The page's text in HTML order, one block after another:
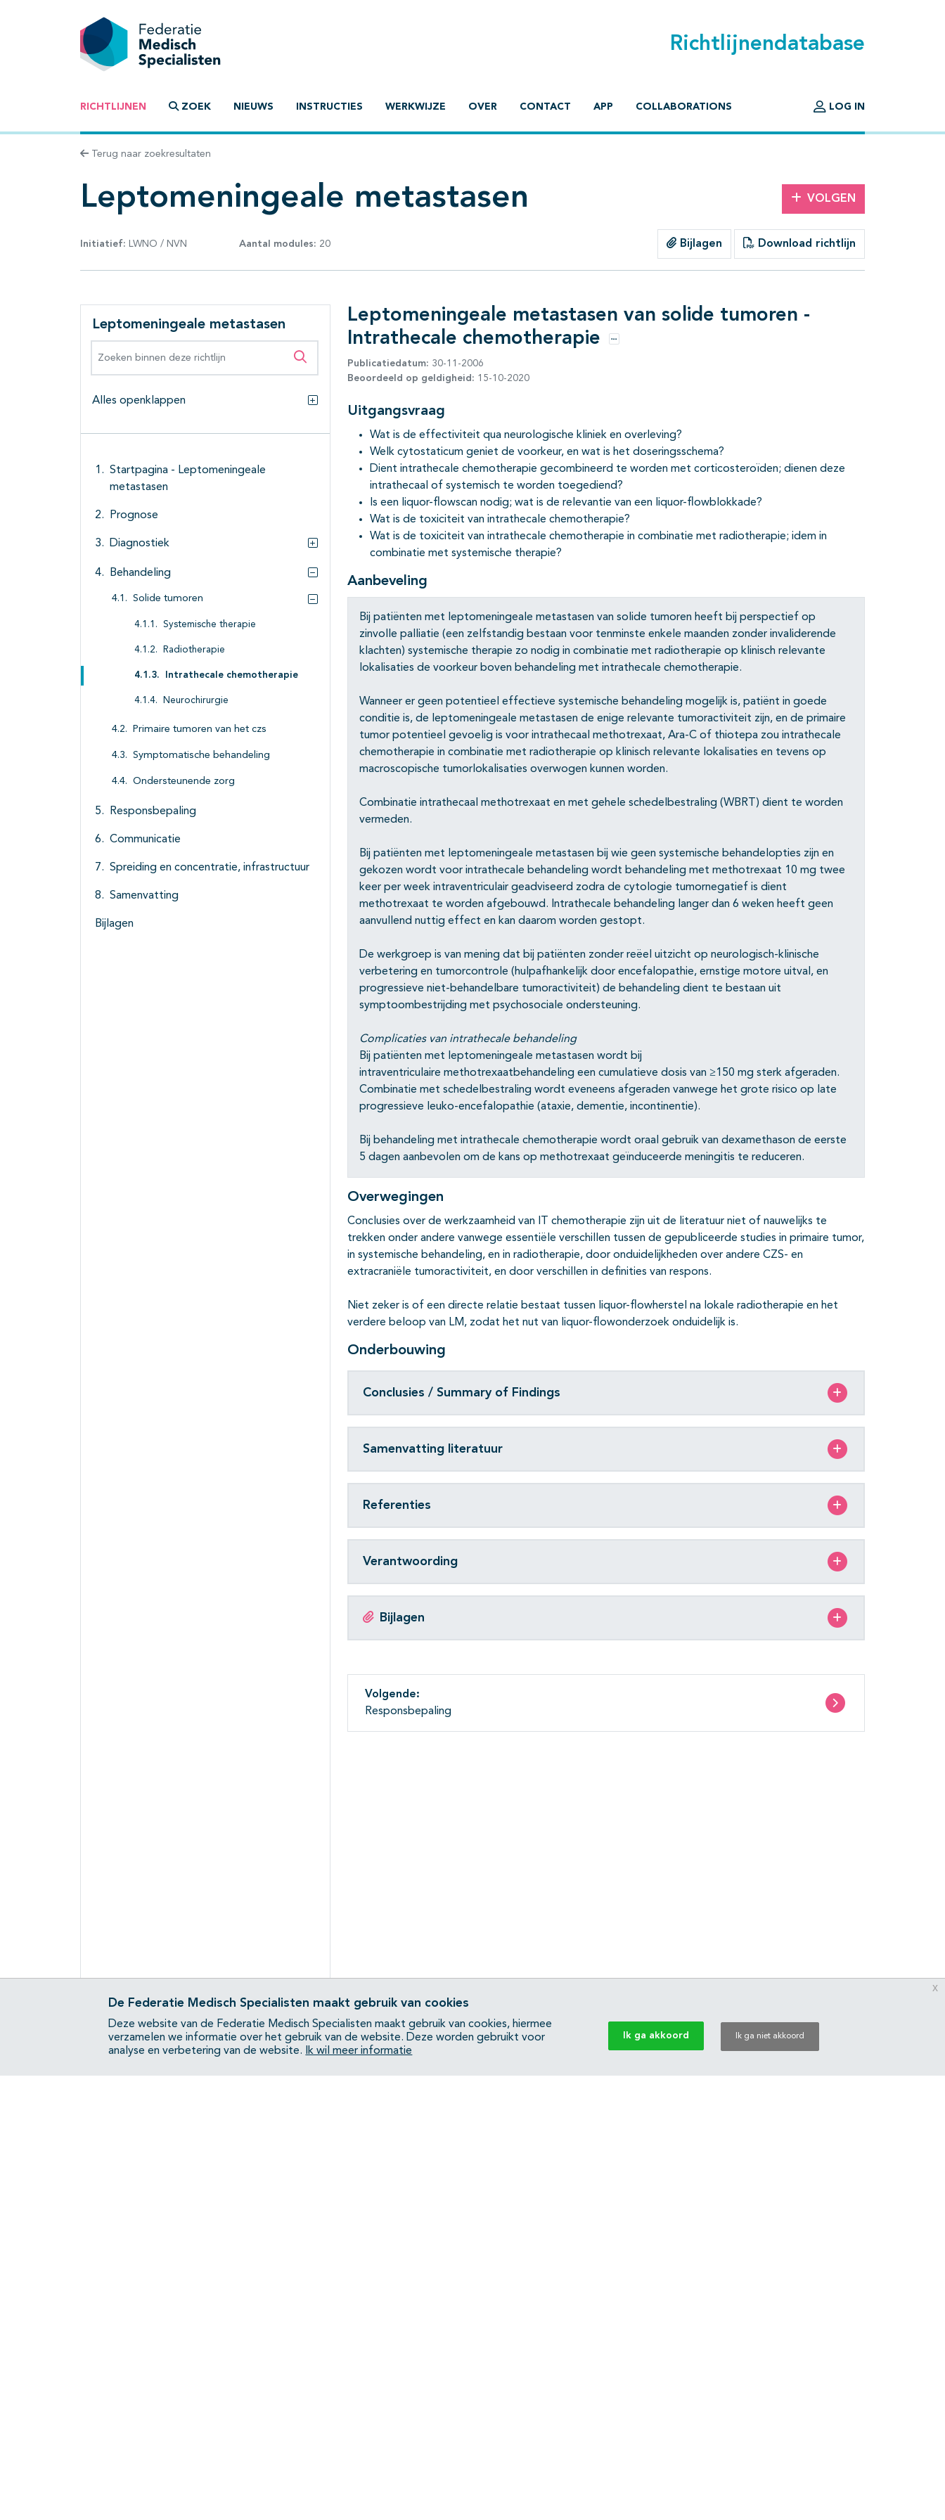
Richtlijnendatabase
RICHTLIJNEN ZOEK NIEUWS INSTRUCTIES WERKWIJZE OVER CONTACT APP COLLABORATIONS LOG IN
Terug naar zoekresultaten
Leptomeningeale metastasen VOLGEN
Initiatief: LWNO / NVN Aantal modules: 20 Bijlagen Download richtlijn
Leptomeningeale metastasen
Zoeken binnen deze richtlijn
Alles openklappen
Alles openklappen
Startpagina - Leptomeningeale
metastasen
Prognose
Diagnostiek
Subpagina's open- en dichtklappen
Behandeling
Subpagina's open- en dichtklappen
Solide tumoren
Subpagina's open- en dichtklappen
Systemische therapie
Radiotherapie
Intrathecale chemotherapie
Neurochirurgie
Primaire tumoren van het czs
Symptomatische behandeling
Ondersteunende zorg
Responsbepaling
Communicatie
Spreiding en concentratie, infrastructuur
Samenvatting
Bijlagen
Leptomeningeale metastasen van solide tumoren -
Intrathecale chemotherapie
Opties
Publicatiedatum: 30-11-2006
Beoordeeld op geldigheid: 15-10-2020
Uitgangsvraag
Wat is de effectiviteit qua neurologische kliniek en overleving?
Welk cytostaticum geniet de voorkeur, en wat is het doseringsschema?
Dient intrathecale chemotherapie gecombineerd te worden met corticosteroïden; dienen deze
intrathecaal of systemisch te worden toegediend?
Is een liquor-flowscan nodig; wat is de relevantie van een liquor-flowblokkade?
Wat is de toxiciteit van intrathecale chemotherapie?
Wat is de toxiciteit van intrathecale chemotherapie in combinatie met radiotherapie; idem in
combinatie met systemische therapie?
Aanbeveling
Bij patiënten met leptomeningeale metastasen van solide tumoren heeft bij perspectief op
zinvolle palliatie (een zelfstandig bestaan voor tenminste enkele maanden zonder invaliderende
klachten) systemische therapie zo nodig in combinatie met radiotherapie op klinisch relevante
lokalisaties de voorkeur boven behandeling met intrathecale chemotherapie.
Wanneer er geen potentieel effectieve systemische behandeling mogelijk is, patiënt in goede
conditie is, de leptomeningeale metastasen de enige relevante tumoractiviteit zijn, en de primaire
tumor potentieel gevoelig is voor intrathecaal methotrexaat, Ara-C of thiotepa zou intrathecale
chemotherapie in combinatie met radiotherapie op klinisch relevante lokalisaties en tevens op
macroscopische tumorlokalisaties overwogen kunnen worden.
Combinatie intrathecaal methotrexaat en met gehele schedelbestraling (WBRT) dient te worden
vermeden.
Bij patiënten met leptomeningeale metastasen bij wie geen systemische behandelopties zijn en
gekozen wordt voor intrathecale behandeling wordt behandeling met methotrexaat 10 mg twee
keer per week intraventriculair geadviseerd zodra de cytologie tumornegatief is dient
methotrexaat te worden afgebouwd. Intrathecale behandeling langer dan 6 weken heeft geen
aanvullend nuttig effect en kan daarom worden gestopt.
De werkgroep is van mening dat bij patiënten zonder reëel uitzicht op neurologisch-klinische
verbetering en tumorcontrole (hulpafhankelijk door encefalopathie, ernstige motore uitval, en
progressieve niet-behandelbare tumoractiviteit) de behandeling dient te bestaan uit
symptoombestrijding met psychosociale ondersteuning.
Complicaties van intrathecale behandeling
Bij patiënten met leptomeningeale metastasen wordt bij
intraventriculaire methotrexaatbehandeling een cumulatieve dosis van ≥150 mg sterk afgeraden.
Combinatie met schedelbestraling wordt eveneens afgeraden vanwege het grote risico op late
progressieve leuko-encefalopathie (ataxie, dementie, incontinentie).
Bij behandeling met intrathecale chemotherapie wordt oraal gebruik van dexamethason de eerste
5 dagen aanbevolen om de kans op methotrexaat geïnduceerde meningitis te reduceren.
Overwegingen
Conclusies over de werkzaamheid van IT chemotherapie zijn uit de literatuur niet of nauwelijks te
trekken onder andere vanwege essentiële verschillen tussen de gepubliceerde studies in primaire tumor,
in systemische behandeling, en in radiotherapie, door onduidelijkheden over andere CZS- en
extracraniële tumoractiviteit, en door verschillen in definities van respons.
Niet zeker is of een directe relatie bestaat tussen liquor-flowherstel na lokale radiotherapie en het
verdere beloop van LM, zodat het nut van liquor-flowonderzoek onduidelijk is.
Onderbouwing
Conclusies / Summary of Findings
Samenvatting literatuur
Referenties
Verantwoording
Bijlagen
Volgende:
Responsbepaling
De Federatie Medisch Specialisten maakt gebruik van cookies
Deze website van de Federatie Medisch Specialisten maakt gebruik van cookies, hiermee
verzamelen we informatie over het gebruik van de website. Deze worden gebruikt voor
analyse en verbetering van de website.
Ik wil meer informatie
Ik ga akkoord Ik ga niet akkoord
x